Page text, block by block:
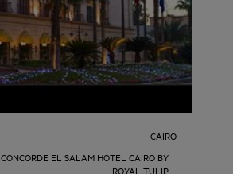
CAIRO
CONCORDE EL SALAM HOTEL CAIRO BY
ROYAL TULIP